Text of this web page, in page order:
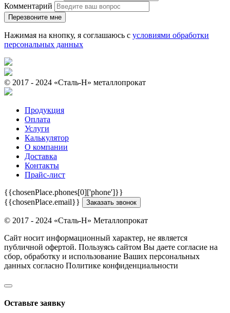
Комментарий
Перезвоните мне
Нажимая на кнопку, я соглашаюсь с условиями обработки
персональных данных
© 2017 - 2024 «Cталь-Н» металлопрокат
Продукция
Оплата
Услуги
Калькулятор
О компании
Доставка
Контакты
Прайс-лист
{{chosenPlace.phones[0]['phone']}}
{{chosenPlace.email}}
Заказать звонок
© 2017 - 2024 «Cталь-Н» Металлопрокат
Сайт носит информационный характер, не является
публичной офертой. Пользуясь сайтом Вы даете согласие на
сбор, обработку и использование Ваших персональных
данных согласно Политике конфиденциальности
Оставьте заявку